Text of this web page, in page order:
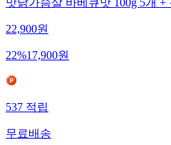
맛닭가슴살 바베큐맛 100g 5개 +
22,900원
22%17,900원
537적립
무료배송